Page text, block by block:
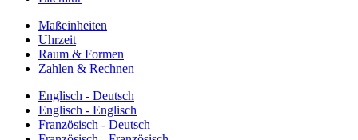
Maßeinheiten
Uhrzeit
Raum & Formen
Zahlen & Rechnen
Englisch - Deutsch
Englisch - Englisch
Französisch - Deutsch